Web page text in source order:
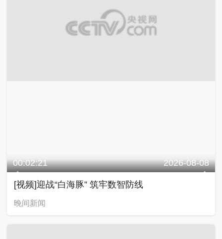
00:02:21 2026-08-08
[视频]迎战“白海豚” 筑牢数智防线
晚间新闻